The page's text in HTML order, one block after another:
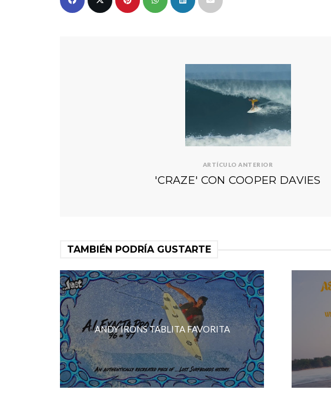
ARTÍCULO ANTERIOR
'CRAZE' CON COOPER DAVIES
TAMBIÉN PODRÍA GUSTARTE
ANDY IRONS TABLITA FAVORITA